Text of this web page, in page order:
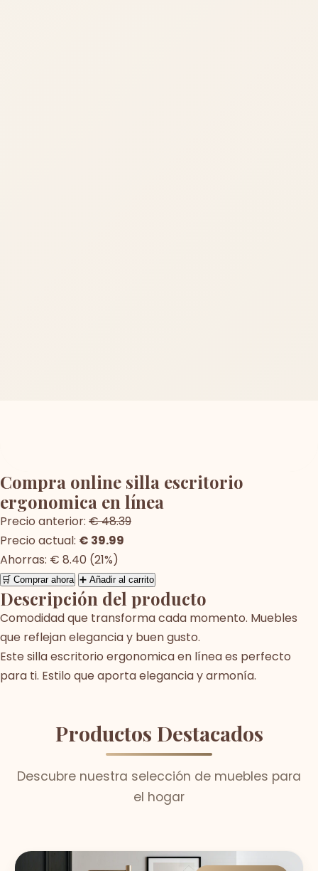
Compra online silla escritorio
ergonomica en línea
Precio anterior: € 48.39
Precio actual: € 39.99
Ahorras: € 8.40 (21%)
🛒 Comprar ahora ➕ Añadir al carrito
Descripción del producto
Comodidad que transforma cada momento. Muebles
que reflejan elegancia y buen gusto.
Este silla escritorio ergonomica en línea es perfecto
para ti. Estilo que aporta elegancia y armonía.
Productos Destacados
Descubre nuestra selección de muebles para
el hogar